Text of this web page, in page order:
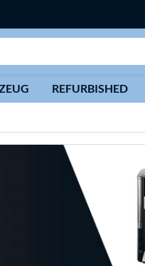
REFURBISHED